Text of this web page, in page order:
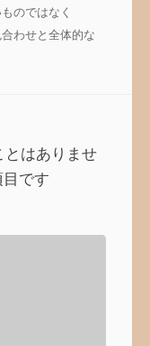
のではなく
わせと全体的な
とはありませ
です